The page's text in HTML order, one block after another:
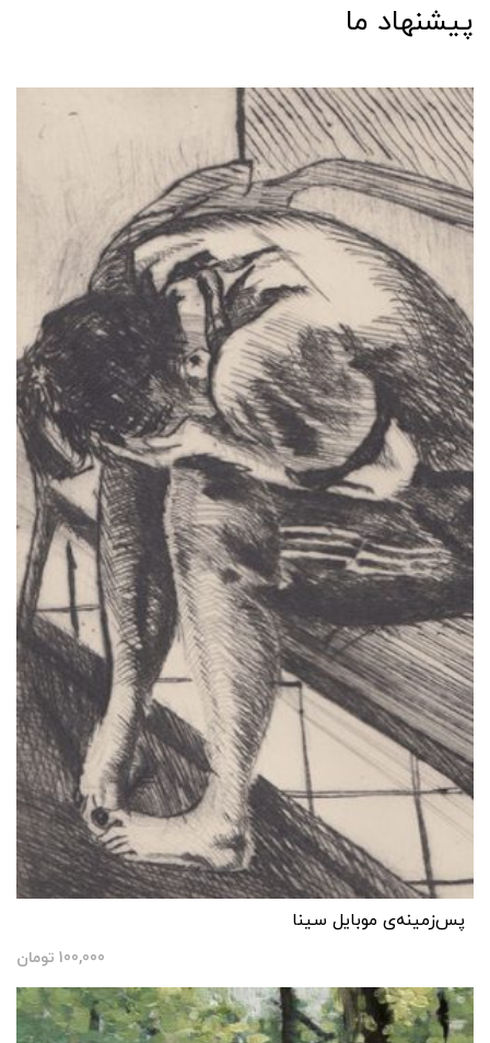
پیشنهاد ما
پس‌زمینه‌ی موبایل سینا
100,000 تومان